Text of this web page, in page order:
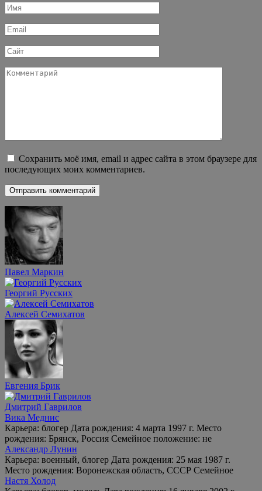
Имя
*
Email
*
Сайт
Комментарий
Сохранить моё имя, email и адрес сайта в этом браузере для
последующих моих комментариев.
Павел Маркин
Георгий Русских
Алексей Семихатов
Евгения Брик
Дмитрий Гаврилов
Вика Меднис
Карьера: блогер Дата рождения: 4 марта 1997 г. Место
рождения: Брянск, Россия Семейное положение: не
Александр Лунин
Карьера: военный, блогер Дата рождения: 25 мая 1987 г.
Место рождения: Воронежская область, СССР Семейное
Настя Холод